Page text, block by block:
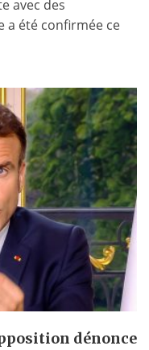
avec des
a été confirmée ce
dénonce